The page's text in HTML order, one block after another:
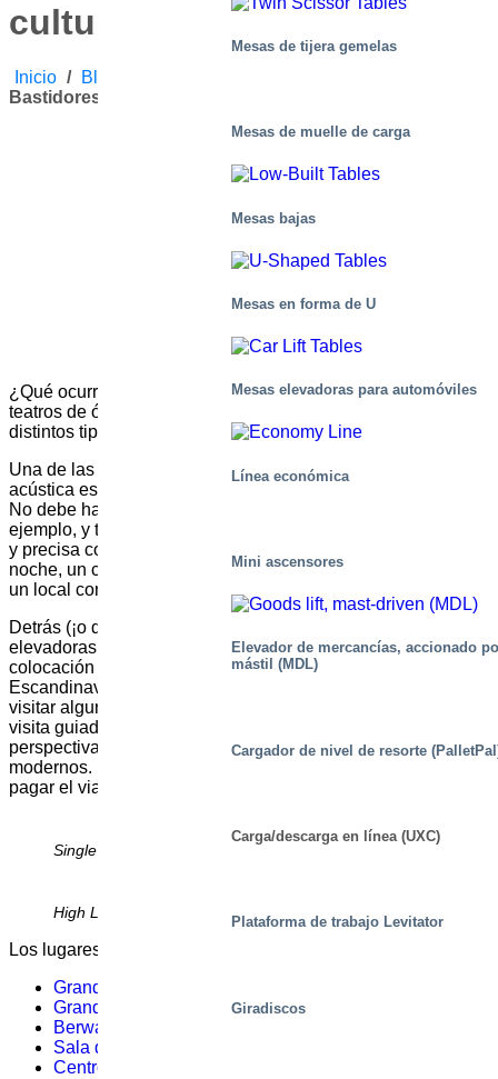
Mesas de tijera gemelas
Mesas de muelle de carga
Mesas bajas
Mesas en forma de U
Mesas elevadoras para automóviles
Línea económica
Mini ascensores
Elevador de mercancías, accionado
mástil (MDL)
Cargador de nivel de resorte
Carga/descarga en línea (UXC)
Plataforma de trabajo Levitator
Giradiscos
cultural
Inicio / Blog
Bastidores De Un Centro Cultural
¿Qué ocurre entre bastidores en las salas de conciertos y los
teatros de ópera? ¿Cómo se crea la acústica ideal para
distintos tipos de actuaciones, por ejemplo?
Una de las contribuciones más importantes a una buena
acústica es colocar correctamente el suelo para la actuación.
No debe haber huecos ni cambios de nivel no deseados, por
ejemplo, y toda la operación debe realizarse de forma rápida
y precisa con el mínimo trastorno. Un cuarteto de cuerda una
noche, un concierto de rock al día siguiente… los retos para
un local concurrido son evidentes.
Detrás (¡o debajo!) del escenario, nuestras mesas
elevadoras desempeñan un papel fundamental en la
colocación de suelos en más de 20 lugares de toda
Escandinavia. Nos gustaría ofrecerle la oportunidad de
visitar algunos de ellos, en una inspiradora y fascinante
visita guiada que le proporcionará nuevas y emocionantes
perspectivas sobre cómo se presentan los eventos culturales
modernos. La visita es totalmente gratuita (sólo tendrá que
pagar el viaje y el alojamiento).
Single Scissor Tables
High Lift Scissor Tables
Los lugares de la gira son:
Grand Hotel
Grand Hotel Wintergarden, Estocolmo
Berwaldhallen
Sala de conciertos de Estocolmo
Centro de congresos Stockholm Waterfront